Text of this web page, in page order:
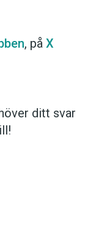
, på X
ditt svar